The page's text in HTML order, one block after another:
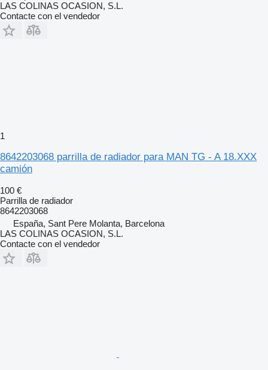
LAS COLINAS OCASION, S.L.
Contacte con el vendedor
1
8642203068 parrilla de radiador para MAN TG - A 18.XXX
camión
100 €
Parrilla de radiador
8642203068
España, Sant Pere Molanta, Barcelona
LAS COLINAS OCASION, S.L.
Contacte con el vendedor